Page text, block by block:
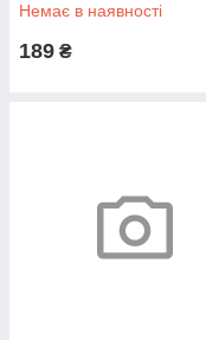
Немає в наявності
189 ₴